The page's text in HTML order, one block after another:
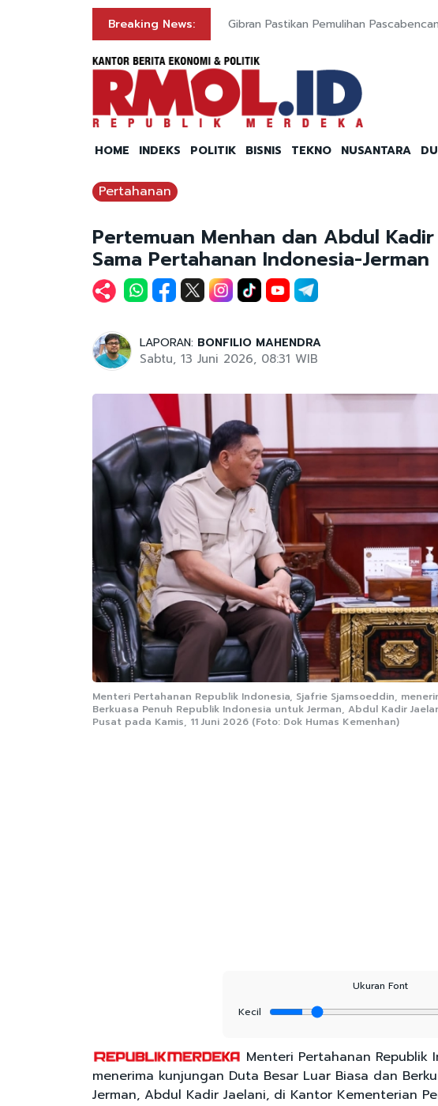
Breaking News: Gibran Pastikan Pemulihan
HOME INDEKS POLITIK BISNIS TEKNO NUSANTARA
Pertahanan
Pertemuan Menhan dan Abdul
Sama Pertahanan Indonesia-Jerman
LAPORAN: BONFILIO MAHENDRA
Sabtu, 13 Juni 2026, 08:31 WIB
Menteri Pertahanan Republik Indonesia, Sjafrie Sjamsoeddin,
Berkuasa Penuh Republik Indonesia untuk Jerman, Abdul Kadir
Pusat pada Kamis, 11 Juni 2026 (Foto: Dok Humas Kemenhan)
Ukuran Font
Kecil
Menteri Pertahanan Republik
menerima kunjungan Duta Besar Luar Biasa dan
Jerman, Abdul Kadir Jaelani, di Kantor Kementerian